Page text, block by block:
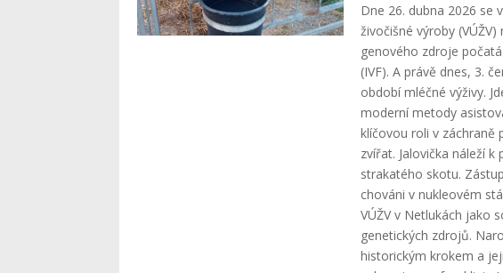
Dne 26. dubna 2026 se
živočišné výroby
genového zdroje
(IVF). A právě dnes, 3.
období mléčné výživy.
moderní metody
klíčovou roli v záchraně
zvířat. Jalovička náleží
strakatého skotu.
chováni v nukleovém
VÚŽV v Netlukách jako
genetických zdrojů.
historickým krokem a